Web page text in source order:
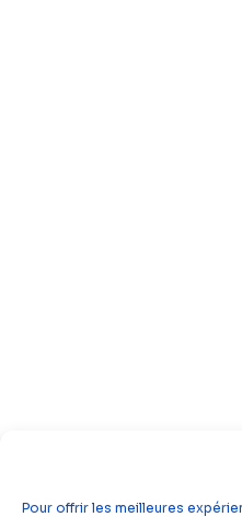
Pour offrir les meilleures